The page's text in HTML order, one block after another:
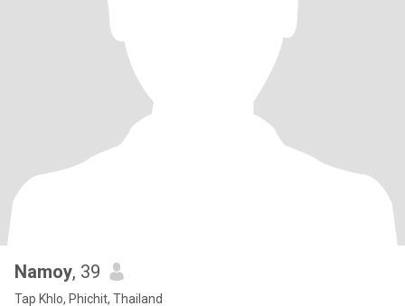
Namoy, 39
Tap Khlo, Phichit, Thailand